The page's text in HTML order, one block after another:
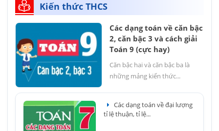
Kiến thức THCS
Các dạng toán về căn bậc
2, căn bậc 3 và cách giải
Toán 9 (cực hay)
Căn bậc hai và căn bậc ba là
những mảng kiến thức...
Các dạng toán về đại lượng
tỉ lệ thuận, tỉ lệ...